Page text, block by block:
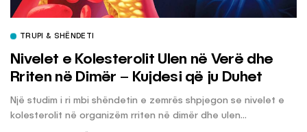
TRUPI & SHËNDETI
Nivelet e Kolesterolit Ulen në Verë dhe
Rriten në Dimër – Kujdesi që ju Duhet
Një studim i ri mbi shëndetin e zemrës shpjegon se nivelet e
kolesterolit në organizëm rriten në dimër dhe ulen...